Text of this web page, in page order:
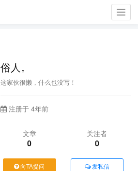
俗人。
这家伙很懒，什么也没写！
注册于 4年前
文章
0
关注者
0
向TA提问 发私信